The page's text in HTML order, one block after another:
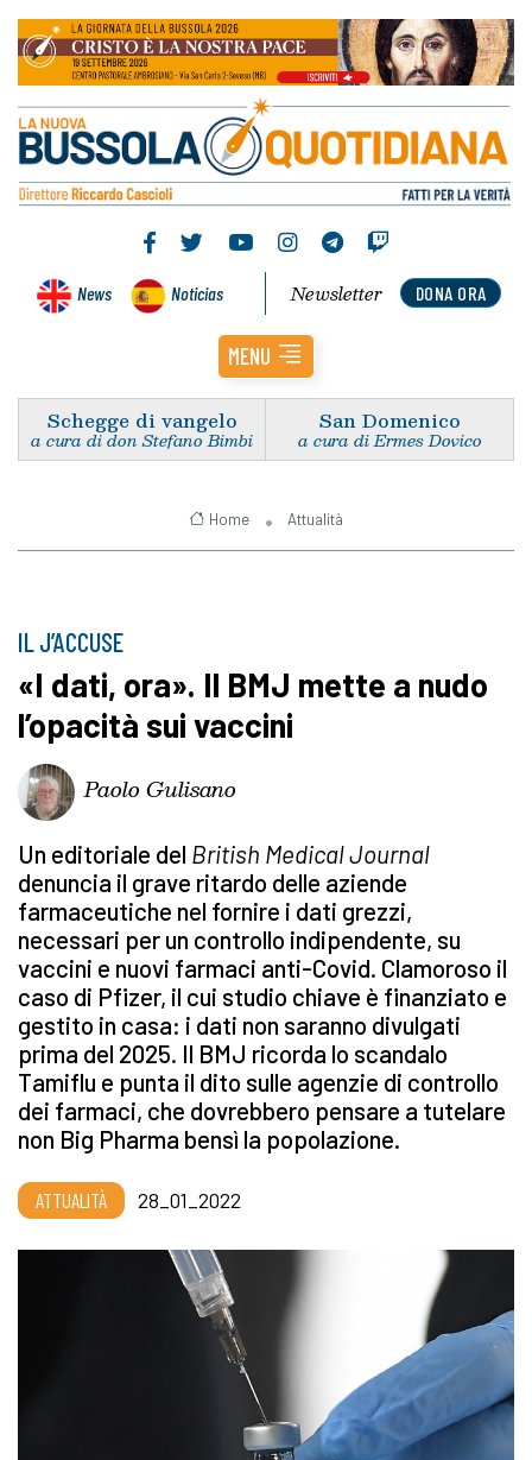
News Noticias DONA ORA
Newsletter
MENU
Schegge di vangelo
a cura di don Stefano Bimbi
San Domenico
a cura di Ermes Dovico
Home Attualità
IL J’ACCUSE
«I dati, ora». Il BMJ mette a nudo
l’opacità sui vaccini
Paolo Gulisano
Un editoriale del British Medical Journal
denuncia il grave ritardo delle aziende
farmaceutiche nel fornire i dati grezzi,
necessari per un controllo indipendente, su
vaccini e nuovi farmaci anti-Covid. Clamoroso il
caso di Pfizer, il cui studio chiave è finanziato e
gestito in casa: i dati non saranno divulgati
prima del 2025. Il BMJ ricorda lo scandalo
Tamiflu e punta il dito sulle agenzie di controllo
dei farmaci, che dovrebbero pensare a tutelare
non Big Pharma bensì la popolazione.
ATTUALITÀ 28_01_2022